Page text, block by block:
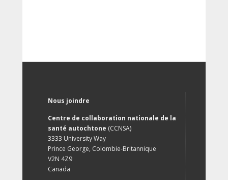
Nous joindre
Centre de collaboration nationale de la
santé autochtone (CCNSA)
3333 University Way
Prince George, Colombie-Britannique
V2N 4Z9
Canada